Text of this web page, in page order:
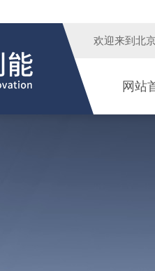
欢迎来到 北
网站